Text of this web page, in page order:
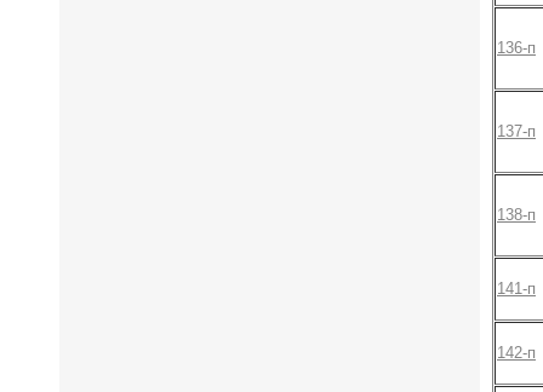
136-п
137-п
138-п
141-п
142-п